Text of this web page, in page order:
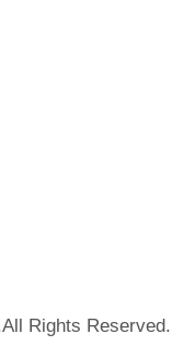
Rights Reserved.